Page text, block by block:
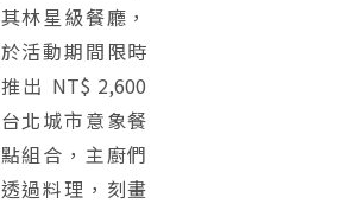
其林星級餐廳，
於活動期間限時
推出 NT$ 2,600
台北城市意象餐
點組合，主廚們
透過料理，刻畫